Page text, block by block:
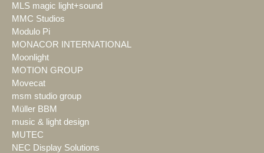
MLS magic light+sound
MMC Studios
Modulo Pi
MONACOR INTERNATIONAL
Moonlight
MOTION GROUP
Movecat
msm studio group
Müller BBM
music & light design
MUTEC
NEC Display Solutions